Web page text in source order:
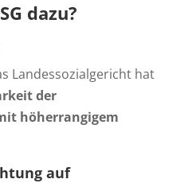
dazu?
Landessozialgericht hat
der
höherrangigem
auf